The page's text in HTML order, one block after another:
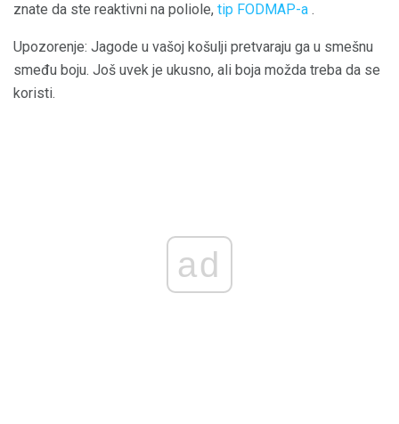
znate da ste reaktivni na poliole, tip FODMAP-a .
Upozorenje: Jagode u vašoj košulji pretvaraju ga u smešnu
smeđu boju. Još uvek je ukusno, ali boja možda treba da se
koristi.
ad